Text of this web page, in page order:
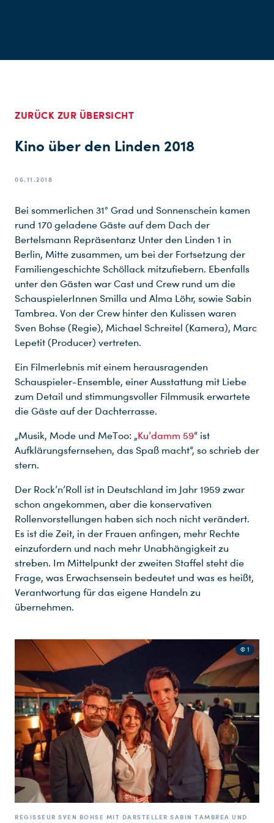
ZURÜCK ZUR ÜBERSICHT
Kino über den Linden 2018
06.11.2018
Bei sommerlichen 31° Grad und Sonnenschein kamen
rund 170 geladene Gäste auf dem Dach der
Bertelsmann Repräsentanz Unter den Linden 1 in
Berlin, Mitte zusammen, um bei der Fortsetzung der
Familiengeschichte Schöllack mitzufiebern. Ebenfalls
unter den Gästen war Cast und Crew rund um die
SchauspielerInnen Smilla und Alma Löhr, sowie Sabin
Tambrea. Von der Crew hinter den Kulissen waren
Sven Bohse (Regie), Michael Schreitel (Kamera), Marc
Lepetit (Producer) vertreten.
Ein Filmerlebnis mit einem herausragenden
Schauspieler-Ensemble, einer Ausstattung mit Liebe
zum Detail und stimmungsvoller Filmmusik erwartete
die Gäste auf der Dachterrasse.
„Musik, Mode und MeToo: „Ku’damm 59“ ist
Aufklärungsfernsehen, das Spaß macht“, so schrieb der
stern.
Der Rock’n’Roll ist in Deutschland im Jahr 1959 zwar
schon angekommen, aber die konservativen
Rollenvorstellungen haben sich noch nicht verändert.
Es ist die Zeit, in der Frauen anfingen, mehr Rechte
einzufordern und nach mehr Unabhängigkeit zu
streben. Im Mittelpunkt der zweiten Staffel steht die
Frage, was Erwachsensein bedeutet und was es heißt,
Verantwortung für das eigene Handeln zu
übernehmen.
© 1
REGISSEUR SVEN BOHSE MIT DARSTELLER SABIN TAMBREA UND